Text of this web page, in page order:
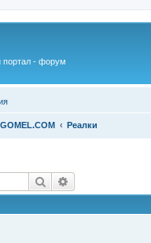
портал - форум
Реалки
Поиск